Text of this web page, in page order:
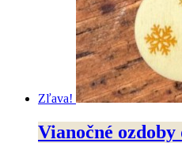
produktu.
Zľava!
Vianočné